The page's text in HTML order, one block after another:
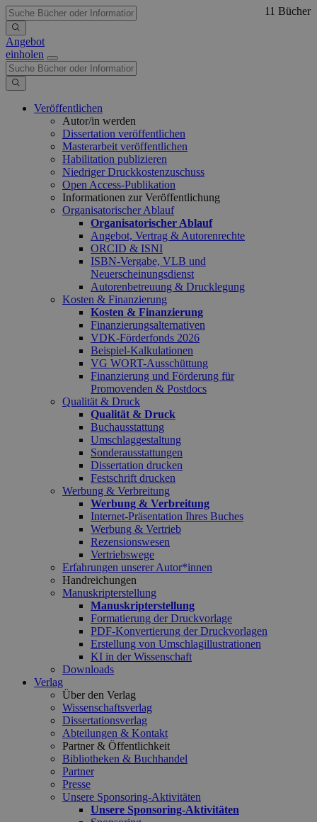
Angebot
einholen
Veröffentlichen
Autor/in werden
Dissertation veröffentlichen
Masterarbeit veröffentlichen
Habilitation publizieren
Niedriger Druckkostenzuschuss
Open Access-Publikation
Informationen zur Veröffentlichung
Organisatorischer Ablauf
Organisatorischer Ablauf
Angebot, Vertrag & Autorenrechte
ORCID & ISNI
ISBN-Vergabe, VLB und
Neuerscheinungsdienst
Autorenbetreuung & Drucklegung
Kosten & Finanzierung
Kosten & Finanzierung
Finanzierungsalternativen
VDK-Förderfonds 2026
Beispiel-Kalkulationen
VG WORT-Ausschüttung
Finanzierung und Förderung für
Promovenden & Postdocs
Qualität & Druck
Qualität & Druck
Buchausstattung
Umschlaggestaltung
Sonderausstattungen
Dissertation drucken
Festschrift drucken
Werbung & Verbreitung
Werbung & Verbreitung
Internet-Präsentation Ihres Buches
Werbung & Vertrieb
Rezensionswesen
Vertriebswege
Erfahrungen unserer Autor*innen
Handreichungen
Manuskripterstellung
Manuskripterstellung
Formatierung der Druckvorlage
PDF-Konvertierung der Druckvorlagen
Erstellung von Umschlagillustrationen
KI in der Wissenschaft
Downloads
Verlag
Über den Verlag
Wissenschaftsverlag
Dissertationsverlag
Abteilungen & Kontakt
Partner & Öffentlichkeit
Bibliotheken & Buchhandel
Partner
Presse
Unsere Sponsoring-Aktivitäten
Unsere Sponsoring-Aktivitäten
11 Bücher